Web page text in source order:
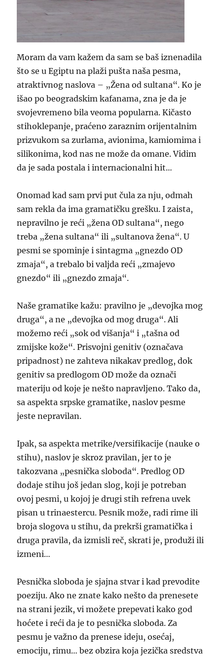
Moram da vam kažem da sam se baš iznenadila
što se u Egiptu na plaži pušta naša pesma,
atraktivnog naslova – „Žena od sultana“. Ko je
išao po beogradskim kafanama, zna je da je
svojevremeno bila veoma popularna. Kičasto
stihoklepanje, praćeno zaraznim orijentalnim
prizvukom sa zurlama, avionima, kamiomima i
silikonima, kod nas ne može da omane. Vidim
da je sada postala i internacionalni hit…
Onomad kad sam prvi put čula za nju, odmah
sam rekla da ima gramatičku grešku. I zaista,
nepravilno je reći „žena OD sultana“, nego
treba „žena sultana“ ili „sultanova žena“. U
pesmi se spominje i sintagma „gnezdo OD
zmaja“, a trebalo bi valjda reći „zmajevo
gnezdo“ ili „gnezdo zmaja“.
Naše gramatike kažu: pravilno je „devojka mog
druga“, a ne „devojka od mog druga“. Ali
možemo reći „sok od višanja“ i „tašna od
zmijske kože“. Prisvojni genitiv (označava
pripadnost) ne zahteva nikakav predlog, dok
genitiv sa predlogom OD može da označi
materiju od koje je nešto napravljeno. Tako da,
sa aspekta srpske gramatike, naslov pesme
jeste nepravilan.
Ipak, sa aspekta metrike/versifikacije (nauke o
stihu), naslov je skroz pravilan, jer to je
takozvana „pesnička sloboda“. Predlog OD
dodaje stihu još jedan slog, koji je potreban
ovoj pesmi, u kojoj je drugi stih refrena uvek
pisan u trinaestercu. Pesnik može, radi rime ili
broja slogova u stihu, da prekrši gramatička i
druga pravila, da izmisli reč, skrati je, produži ili
izmeni…
Pesnička sloboda je sjajna stvar i kad prevodite
poeziju. Ako ne znate kako nešto da prenesete
na strani jezik, vi možete prepevati kako god
hoćete i reći da je to pesnička sloboda. Za
pesmu je važno da prenese ideju, osećaj,
emociju, rimu… bez obzira koja jezička sredstva